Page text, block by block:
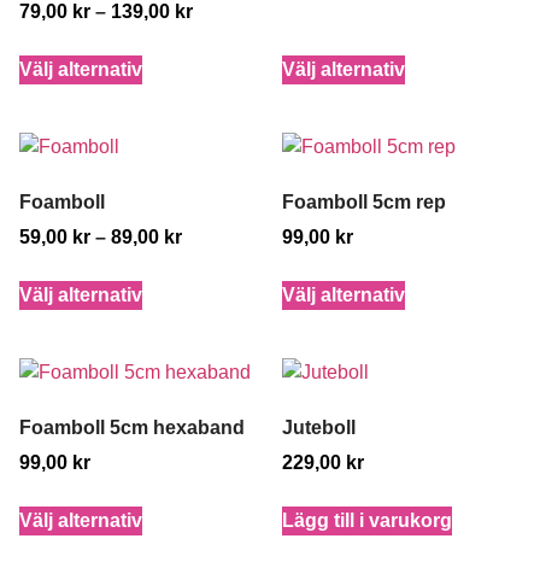
79,00 kr – 139,00 kr
Välj alternativ Välj alternativ
Foamboll
59,00 kr – 89,00 kr
Välj alternativ
Foamboll 5cm rep
99,00 kr
Välj alternativ
Foamboll 5cm hexaband
99,00 kr
Välj alternativ
Juteboll
229,00 kr
Lägg till i varukorg